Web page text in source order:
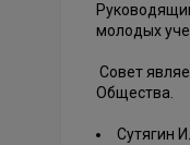
молодых
Совет
Общества.
Сутягин